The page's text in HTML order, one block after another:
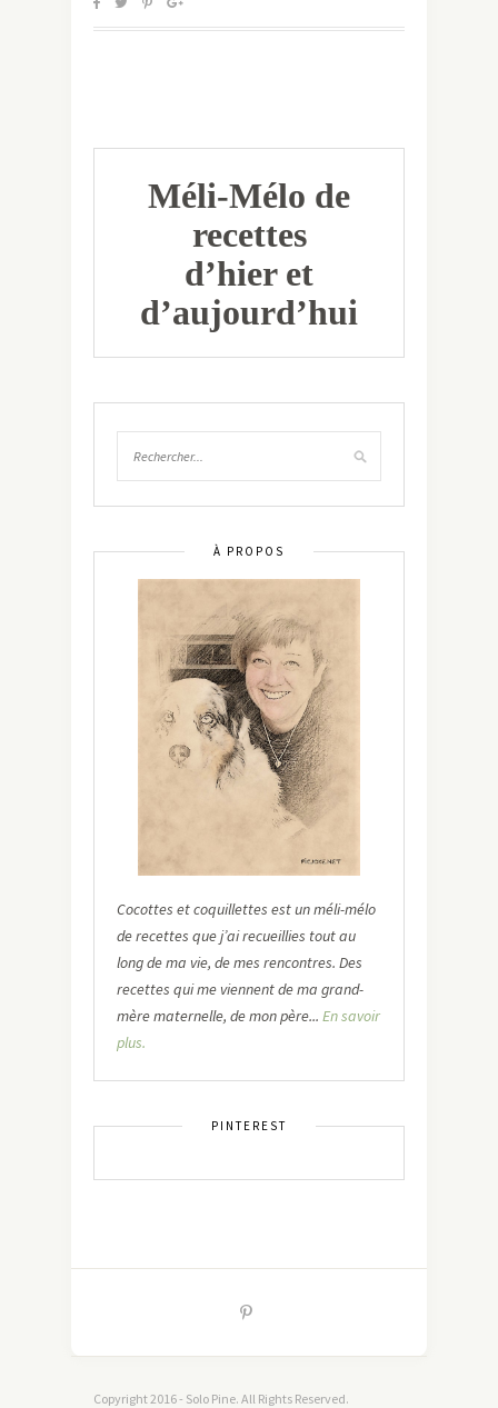
Méli-Mélo de
recettes
d’hier et
d’aujourd’hui
À PROPOS
Cocottes et coquillettes est un méli-mélo
de recettes que j’ai recueillies tout au
long de ma vie, de mes rencontres. Des
recettes qui me viennent de ma grand-
mère maternelle, de mon père... En savoir
plus.
PINTEREST
Copyright 2016 - Solo Pine. All Rights Reserved.